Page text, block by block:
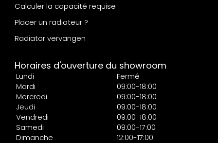
Calculer la capacité requise
Placer un radiateur ?
Radiator vervangen
Horaires d'ouverture du showroom
Lundi
Fermé
Mardi
09:00-18:00
Mercredi
09:00-18:00
Jeudi
09:00-18:00
Vendredi
09:00-18:00
Samedi
09:00-17:00
Dimanche
12:00-17:00